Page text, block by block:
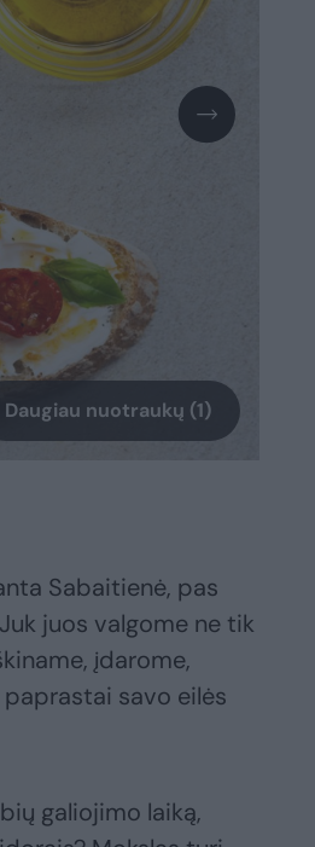
Daugiau nuotraukų (1)
Sabaitienė, pas
juos valgome ne tik
įdarome,
savo eilės
galiojimo laiką,